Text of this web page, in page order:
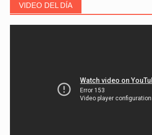
VIDEO DEL DÍA